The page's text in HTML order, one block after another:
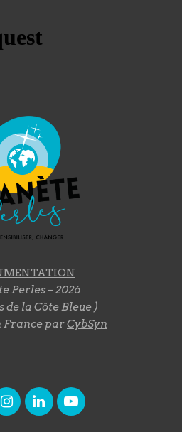
Perles – 2026
de la Côte Bleue )
France parCybSyn